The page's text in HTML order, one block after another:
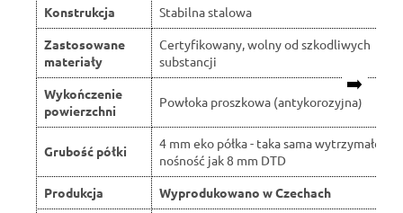
➡️
Konstrukcja
Stabilna stalowa
Zastosowane
materiały
Certyfikowany, wolny od szkodliwych
substancji
Wykończenie
powierzchni
Powłoka proszkowa (antykorozyjna)
Grubość półki
4 mm eko półka - taka sama wytrzymałość i
nośność jak 8 mm DTD
Produkcja
Wyprodukowano w Czechach